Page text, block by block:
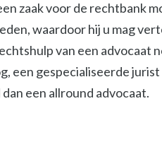
zaak voor de rechtbank
waardoor hij u mag
van een advocaat
een gespecialiseerde
een allround advocaat.